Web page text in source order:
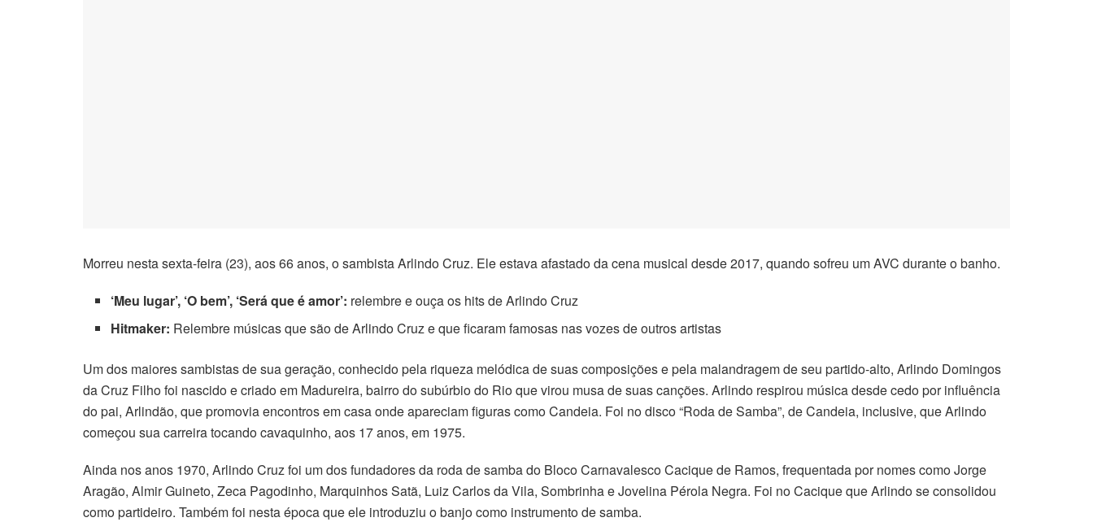
Morreu nesta sexta-feira (23), aos 66 anos, o sambista Arlindo Cruz. Ele estava afastado da cena musical desde 2017, quando sofreu um AVC durante o banho.
‘Meu lugar’, ‘O bem’, ‘Será que é amor’: relembre e ouça os hits de Arlindo Cruz
Hitmaker: Relembre músicas que são de Arlindo Cruz e que ficaram famosas nas vozes de outros artistas
Um dos maiores sambistas de sua geração, conhecido pela riqueza melódica de suas composições e pela malandragem de seu partido-alto, Arlindo Domingos
da Cruz Filho foi nascido e criado em Madureira, bairro do subúrbio do Rio que virou musa de suas canções. Arlindo respirou música desde cedo por influência
do pai, Arlindão, que promovia encontros em casa onde apareciam figuras como Candeia. Foi no disco “Roda de Samba”, de Candeia, inclusive, que Arlindo
começou sua carreira tocando cavaquinho, aos 17 anos, em 1975.
Ainda nos anos 1970, Arlindo Cruz foi um dos fundadores da roda de samba do Bloco Carnavalesco Cacique de Ramos, frequentada por nomes como Jorge
Aragão, Almir Guineto, Zeca Pagodinho, Marquinhos Satã, Luiz Carlos da Vila, Sombrinha e Jovelina Pérola Negra. Foi no Cacique que Arlindo se consolidou
como partideiro. Também foi nesta época que ele introduziu o banjo como instrumento de samba.